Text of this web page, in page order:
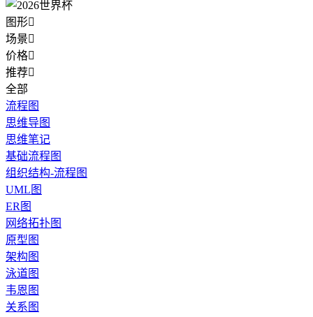
图形
场景
价格
推荐
全部
流程图
思维导图
思维笔记
基础流程图
组织结构-流程图
UML图
ER图
网络拓扑图
原型图
架构图
泳道图
韦恩图
关系图